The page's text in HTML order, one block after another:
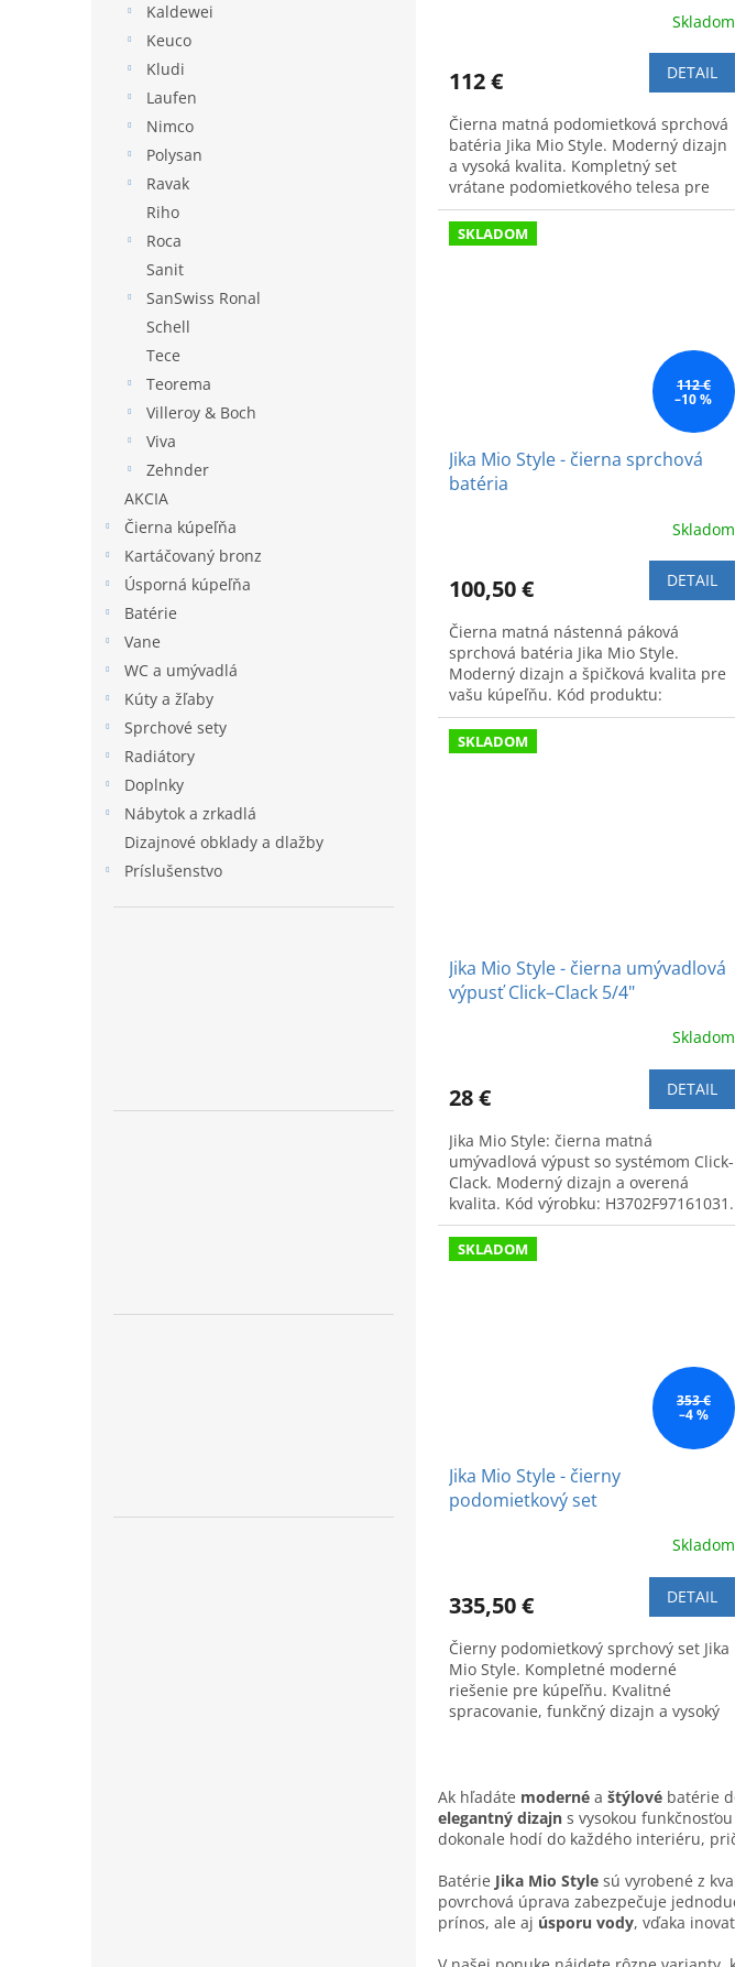
Kaldewei
Keuco
Kludi
Laufen
Nimco
Polysan
Ravak
Riho
Roca
Sanit
SanSwiss Ronal
Schell
Tece
Teorema
Villeroy & Boch
Viva
Zehnder
AKCIA
Čierna kúpeľňa
Kartáčovaný bronz
Úsporná kúpeľňa
Batérie
Vane
WC a umývadlá
Kúty a žľaby
Sprchové sety
Radiátory
Doplnky
Nábytok a zrkadlá
Dizajnové obklady a dlažby
Príslušenstvo
Skladom
112 € DETAIL
Čierna matná podomietková sprchová
batéria Jika Mio Style. Moderný dizajn
a vysoká kvalita. Kompletný set
vrátane podomietkového telesa pre
inštaláciu.
SKLADOM
112 €
–10 %
Jika Mio Style - čierna sprchová
batéria
Skladom
100,50 € DETAIL
Čierna matná nástenná páková
sprchová batéria Jika Mio Style.
Moderný dizajn a špičková kvalita pre
vašu kúpeľňu. Kód produktu:
H3312F77164001.
SKLADOM
Jika Mio Style - čierna umývadlová
výpusť Click–Clack 5/4"
Skladom
28 € DETAIL
Jika Mio Style: čierna matná
umývadlová výpust so systémom Click-
Clack. Moderný dizajn a overená
kvalita. Kód výrobku: H3702F97161031.
SKLADOM
353 €
–4 %
Jika Mio Style - čierny
podomietkový set
Skladom
335,50 € DETAIL
Čierny podomietkový sprchový set Jika
Mio Style. Kompletné moderné
riešenie pre kúpeľňu. Kvalitné
spracovanie, funkčný dizajn a vysoký
Ak hľadáte moderné a štýlové batérie
elegantný dizajn s vysokou
dokonale hodí do každého interiéru,
Batérie Jika Mio Style sú vyrobené z
povrchová úprava zabezpečuje
prínos, ale aj úsporu vody, vďaka